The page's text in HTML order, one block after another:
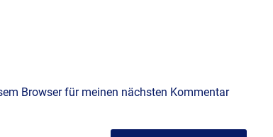
Browser für meinen nächsten Kommentar